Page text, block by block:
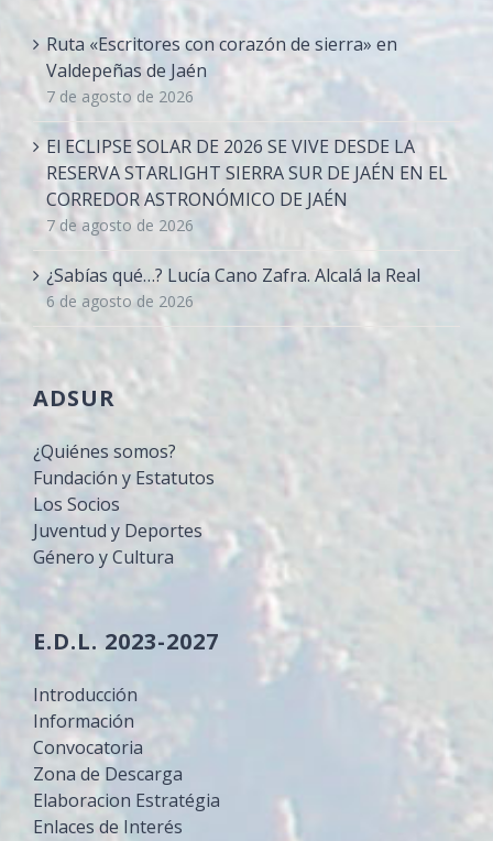
Ruta «Escritores con corazón de sierra» en
Valdepeñas de Jaén
7 de agosto de 2026
El ECLIPSE SOLAR DE 2026 SE VIVE DESDE LA
RESERVA STARLIGHT SIERRA SUR DE JAÉN EN EL
CORREDOR ASTRONÓMICO DE JAÉN
7 de agosto de 2026
¿Sabías qué…? Lucía Cano Zafra. Alcalá la Real
6 de agosto de 2026
ADSUR
¿Quiénes somos?
Fundación y Estatutos
Los Socios
Juventud y Deportes
Género y Cultura
E.D.L. 2023-2027
Introducción
Información
Convocatoria
Zona de Descarga
Elaboracion Estratégia
Enlaces de Interés